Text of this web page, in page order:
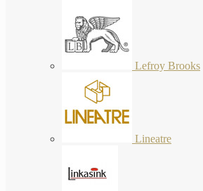
Lefroy Brooks
Lineatre